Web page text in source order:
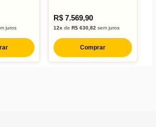
juros
R$ 7.569,90
12x deR$ 630,82 sem juros
Comprar